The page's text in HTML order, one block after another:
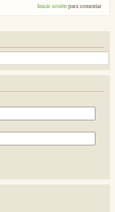
Inicie sesión para comentar